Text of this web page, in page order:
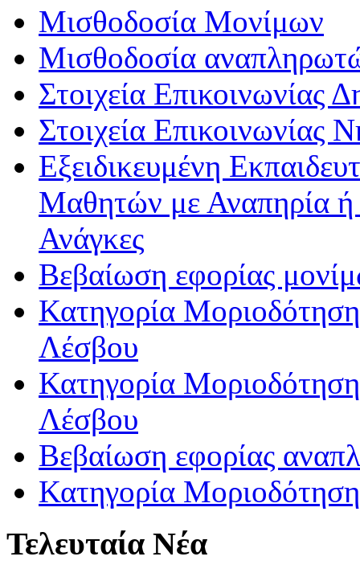
Μισθοδοσία Μονίμων
Μισθοδοσία
Στοιχεία Επικοινωνίας
Στοιχεία Επικοινωνίας
Εξειδικευμένη
Μαθητών με Αναπηρία ή /
Ανάγκες
Βεβαίωση εφορίας
Κατηγορία
Λέσβου
Κατηγορία
Λέσβου
Βεβαίωση εφορίας
Κατηγορία
Τελευταία Νέα